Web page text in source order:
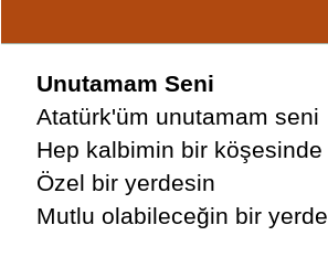
Unutamam Seni
Atatürk'üm unutamam seni
Hep kalbimin bir köşesinde
Özel bir yerdesin
Mutlu olabileceğin bir yerde